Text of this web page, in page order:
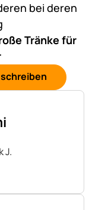
bei deren
Tränke für
J.